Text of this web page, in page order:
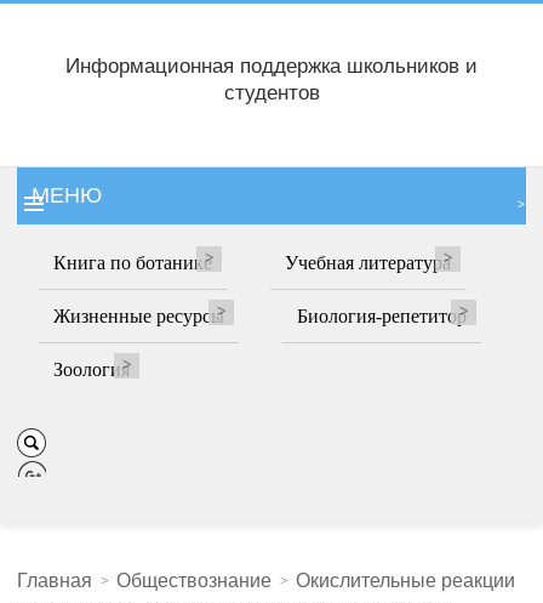
Информационная поддержка школьников и
студентов
МЕНЮ
Книга по ботанике Учебная литература
Жизненные ресурсы Биология-репетитор
Зоология
Главная Обществознание
Окислительные реакции